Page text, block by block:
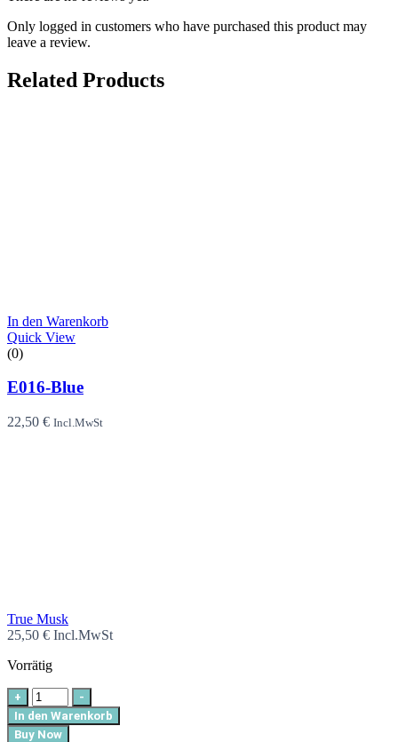
Only logged in customers who have purchased this product may
leave a review.
Related Products
In den Warenkorb
Quick View
(0)
E016-Blue
22,50 € Incl.MwSt
True Musk
25,50 € Incl.MwSt
Vorrätig
+
-
In den Warenkorb
Buy Now